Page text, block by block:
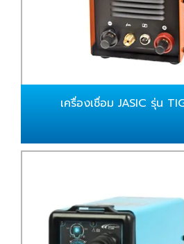
เครื่องเชื่อม JASIC รุ่น